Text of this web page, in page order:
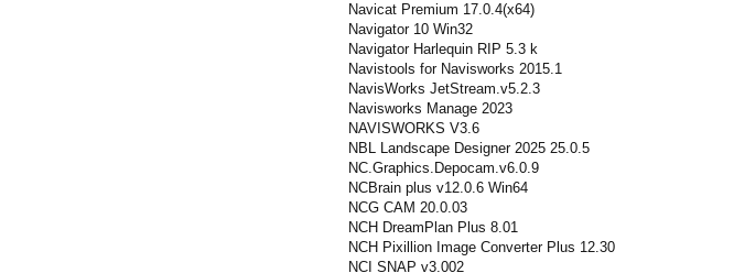
Navicat Premium 17.0.4(x64)
Navigator 10 Win32
Navigator Harlequin RIP 5.3 k
Navistools for Navisworks 2015.1
NavisWorks JetStream.v5.2.3
Navisworks Manage 2023
NAVISWORKS V3.6
NBL Landscape Designer 2025 25.0.5
NC.Graphics.Depocam.v6.0.9
NCBrain plus v12.0.6 Win64
NCG CAM 20.0.03
NCH DreamPlan Plus 8.01
NCH Pixillion Image Converter Plus 12.30
NCI SNAP v3.002